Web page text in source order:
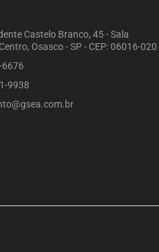
Castelo Branco, 45 - Sala
Osasco - SP - CEP: 06016-020
6676
9938